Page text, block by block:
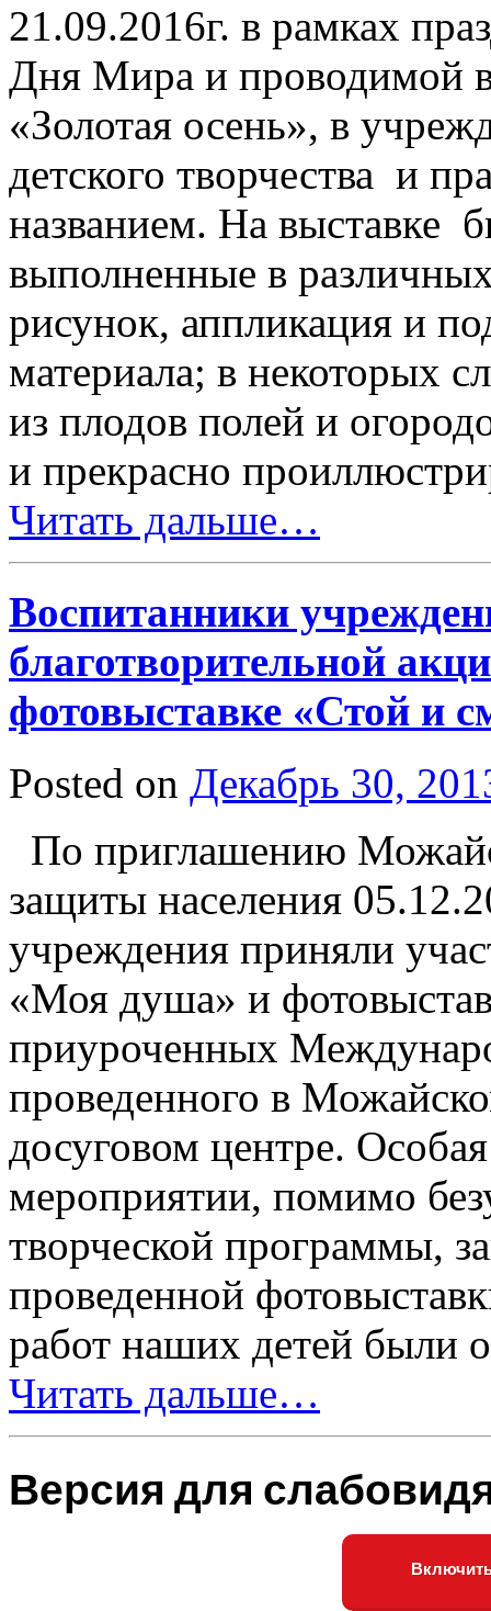
21.09.2016г. в рамках
Дня Мира и проводимой
«Золотая осень», в
детского творчества и
названием. На выставке
выполненные в
рисунок, аппликация и
материала; в некоторых
из плодов полей и
и прекрасно
Читать дальше…
Воспитанники
благотворительной
фотовыставке «Стой и
Posted on Декабрь 30,
По приглашению
защиты населения
учреждения приняли
«Моя душа» и
приуроченных
проведенного в
досуговом центре.
мероприятии, помимо
творческой программы,
проведенной
работ наших детей были
Читать дальше…
Версия для